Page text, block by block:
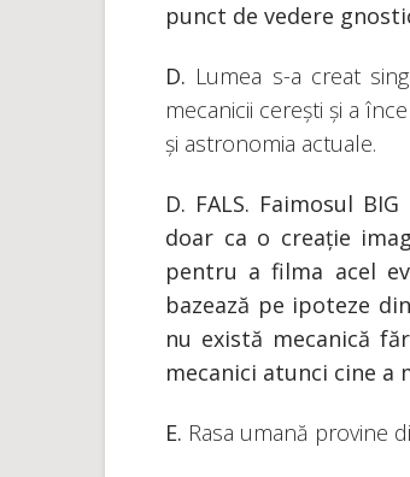
punct de vedere
D. Lumea s-a creat
mecanicii cerești și a
și astronomia actuale.
D. FALS. Faimosul
doar ca o creație
pentru a filma acel
bazează pe ipoteze
nu există mecanică
mecanici atunci cine a
E. Rasa umană provine